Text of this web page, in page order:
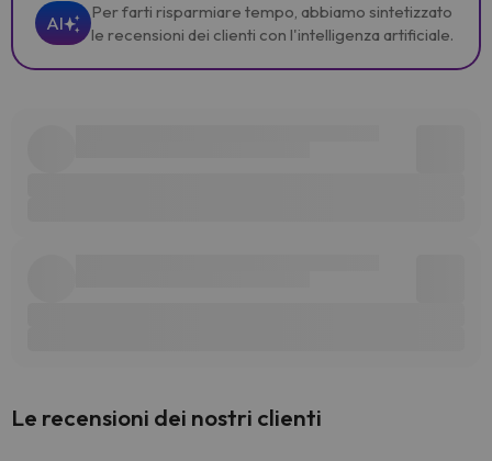
AI
Per farti risparmiare tempo, abbiamo sintetizzato
le recensioni dei clienti con l'intelligenza artificiale.
Le recensioni dei nostri clienti